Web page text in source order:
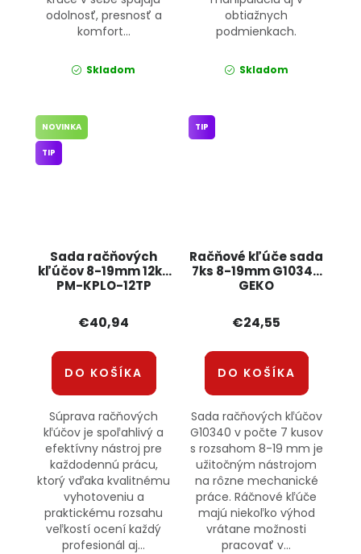
odolnosť, presnosť a
komfort...
Skladom
obtiažnych
podmienkach.
Skladom
Sada račňových
kľúčov 8-19mm 12ks
PM-KPLO-12TP
NOVINKA
TIP
€40,94
DO KOŠÍKA
Súprava račňových
kľúčov je spoľahlivý a
efektívny nástroj pre
každodennú prácu,
ktorý vďaka kvalitnému
vyhotoveniu a
praktickému rozsahu
veľkostí ocení každý
profesionál aj...
Račňové kľúče sada
7ks 8-19mm G10340
GEKO
TIP
€24,55
DO KOŠÍKA
Sada račňových kľúčov
G10340 v počte 7 kusov
s rozsahom 8-19 mm je
užitočným nástrojom
na rôzne mechanické
práce. Ráčnové kľúče
majú niekoľko výhod
vrátane možnosti
pracovať v...